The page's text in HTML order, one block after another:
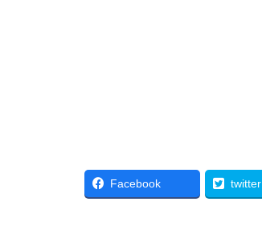
Facebook twitter